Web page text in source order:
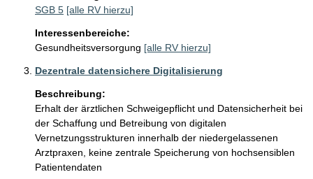
SGB 5 [alle RV hierzu]
Interessenbereiche:
Gesundheitsversorgung [alle RV hierzu]
Dezentrale datensichere Digitalisierung
Beschreibung:
Erhalt der ärztlichen Schweigepflicht und Datensicherheit bei
der Schaffung und Betreibung von digitalen
Vernetzungsstrukturen innerhalb der niedergelassenen
Arztpraxen, keine zentrale Speicherung von hochsensiblen
Patientendaten